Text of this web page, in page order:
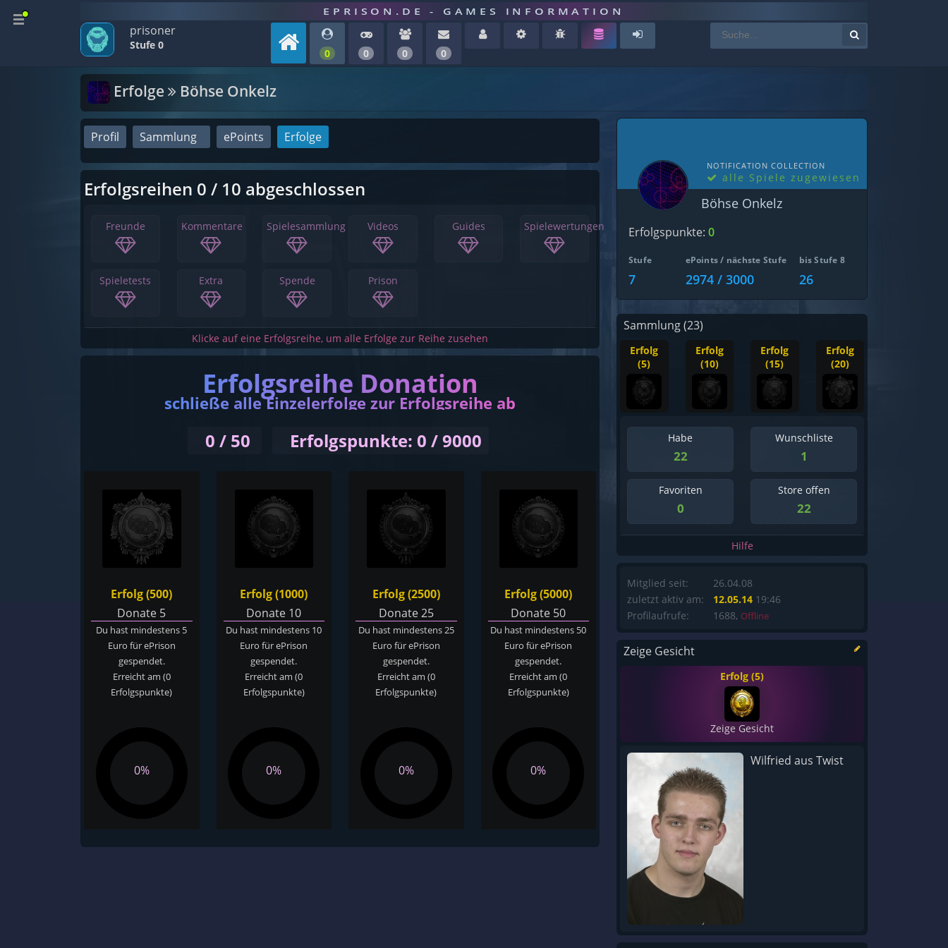
EPRISON.DE - GAMES INFORMATION
prisoner
Stufe 0
0 0 0 0
Erfolge Böhse Onkelz
Profil Sammlung ePoints Erfolge
Erfolgsreihen 0 / 10 abgeschlossen
Freunde Kommentare Spielesammlung Videos Guides Spielewertungen
Spieletests Extra Spende Prison
Klicke auf eine Erfolgsreihe, um alle Erfolge zur Reihe zusehen
Erfolgsreihe Donation
schließe alle Einzelerfolge zur Erfolgsreihe ab
0 / 50 Erfolgspunkte: 0 / 9000
Erfolg (500)
Donate 5
Du hast mindestens 5
Euro für ePrison
gespendet.
Erreicht am (0
Erfolgspunkte)
0%
Erfolg (1000)
Donate 10
Du hast mindestens 10
Euro für ePrison
gespendet.
Erreicht am(0
Erfolgspunkte)
0%
Erfolg (2500)
Donate 25
Du hast mindestens 25
Euro für ePrison
gespendet.
Erreicht am (0
Erfolgspunkte)
0%
Erfolg (5000)
Donate 50
Du hast mindestens 50
Euro für ePrison
gespendet.
Erreicht am(0
Erfolgspunkte)
0%
NOTIFICATION COLLECTION
alle Spiele zugewiesen
Böhse Onkelz
Erfolgspunkte: 0
Stufe
7
ePoints / nächste Stufe
2974 / 3000
bis Stufe 8
26
Sammlung (23)
Erfolg
(5)
Erfolg
(10)
Erfolg
(15)
Erfolg
(20)
Habe
22
Wunschliste
1
Favoriten
0
Store offen
22
Hilfe
Mitglied seit:
zuletzt aktiv am:
Profilaufrufe:
26.04.08
12.05.14 19:46
1688, Offline
Zeige Gesicht
Erfolg (5)
Zeige Gesicht
Wilfried aus Twist